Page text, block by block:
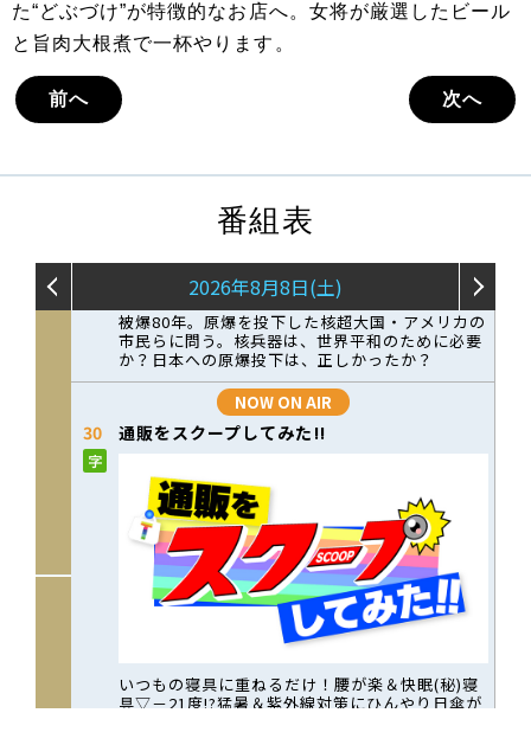
た“どぶづけ”が特徴的なお店へ。女将が厳選したビール
と旨肉大根煮で一杯やります。
前へ 次へ
番組表